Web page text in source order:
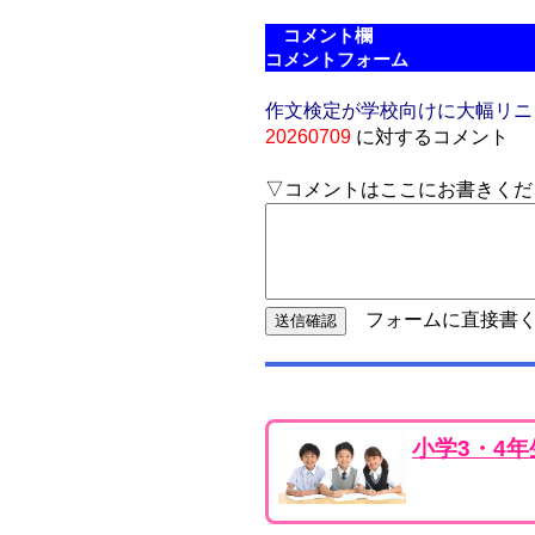
コメント欄
コメントフォーム
作文検定が学校向けに大幅リ
20260709 に対するコメント
▽コメントはここにお書きく
フォームに直接書
小学3・4年